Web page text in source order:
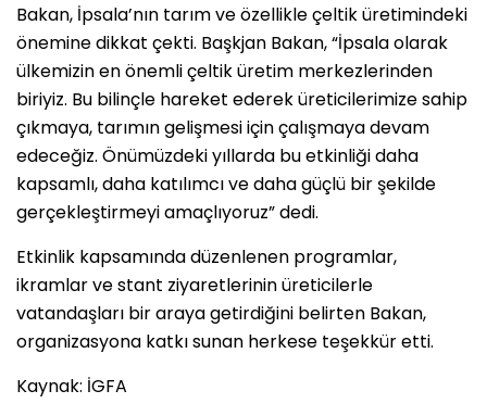
Bakan, İpsala’nın tarım ve özellikle çeltik üretimindeki
önemine dikkat çekti. Başkjan Bakan, “İpsala olarak
ülkemizin en önemli çeltik üretim merkezlerinden
biriyiz. Bu bilinçle hareket ederek üreticilerimize sahip
çıkmaya, tarımın gelişmesi için çalışmaya devam
edeceğiz. Önümüzdeki yıllarda bu etkinliği daha
kapsamlı, daha katılımcı ve daha güçlü bir şekilde
gerçekleştirmeyi amaçlıyoruz” dedi.
Etkinlik kapsamında düzenlenen programlar,
ikramlar ve stant ziyaretlerinin üreticilerle
vatandaşları bir araya getirdiğini belirten Bakan,
organizasyona katkı sunan herkese teşekkür etti.
Kaynak: İGFA